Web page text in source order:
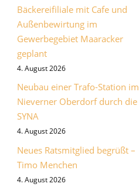
Bäckereifiliale mit Cafe und
Außenbewirtung im
Gewerbegebiet Maaracker
geplant
4. August 2026
Neubau einer Trafo-Station im
Nieverner Oberdorf durch die
SYNA
4. August 2026
Neues Ratsmitglied begrüßt –
Timo Menchen
4. August 2026